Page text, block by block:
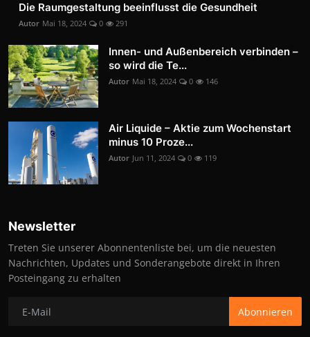
Die Raumgestaltung beeinflusst die Gesundheit
Autor Mai 18, 2024 0 291
Innen- und Außenbereich verbinden –
so wird die Te...
Autor Mai 18, 2024 0 146
Air Liquide – Aktie zum Wochenstart
minus 10 Proze...
Autor Jun 11, 2024 0 119
Newsletter
Treten Sie unserer Abonnentenliste bei, um die neuesten
Nachrichten, Updates und Sonderangebote direkt in Ihren
Posteingang zu erhalten
Abonnieren